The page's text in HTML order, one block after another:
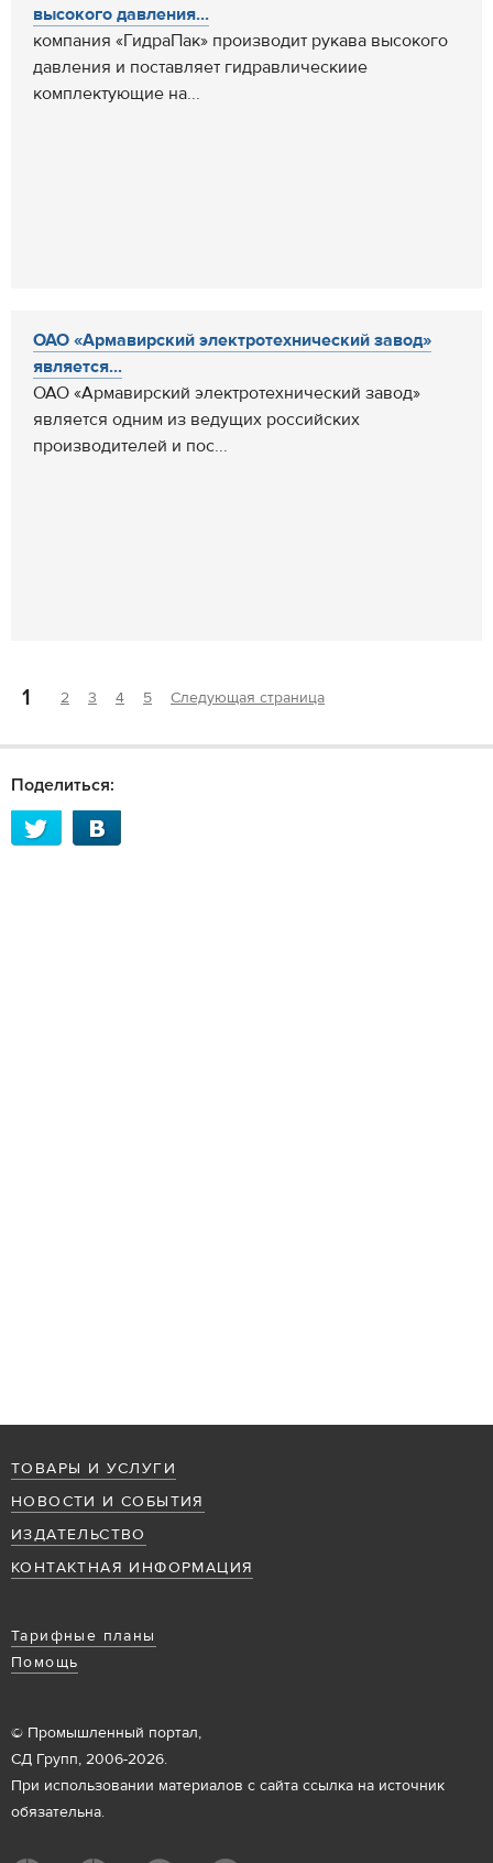
высокого давления...
компания «ГидраПак» производит рукава высокого
давления и поставляет гидравлическиие
комплектующие на...
ОАО «Армавирский электротехнический завод»
является...
ОАО «Армавирский электротехнический завод»
является одним из ведущих российских
производителей и пос...
1 2 3 4 5 Следующая страница
Поделиться:
ТОВАРЫ И УСЛУГИ
НОВОСТИ И СОБЫТИЯ
ИЗДАТЕЛЬСТВО
КОНТАКТНАЯ ИНФОРМАЦИЯ
Тарифные планы
Помощь
© Промышленный портал,
СД Групп, 2006-2026.
При использовании материалов с сайта ссылка на источник
обязательна.